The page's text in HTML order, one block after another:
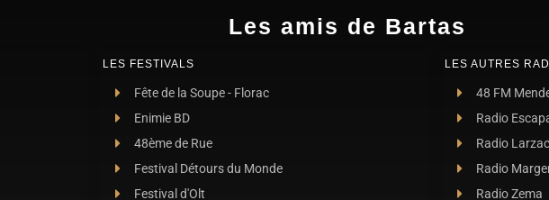
Les amis de Bartas
LES FESTIVALS
Fête de la Soupe - Florac
Enimie BD
48ème de Rue
Festival Détours du Monde
Festival d'Olt
LES AUTRES
48 FM
Radio
Radio Larzac
Radio
Radio Zema